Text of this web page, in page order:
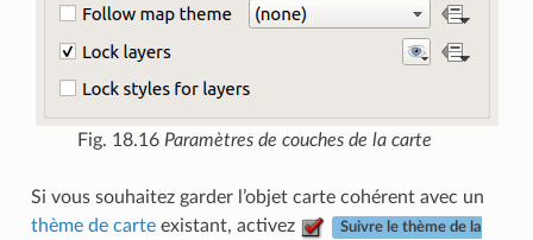
Fig. 18.16 Paramètres de couches de la carte
Si vous souhaitez garder l’objet carte cohérent avec un
thème de carteexistant, activez Suivre le thème de la